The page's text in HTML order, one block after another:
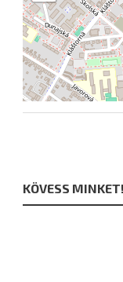
KÖVESS MINKET!